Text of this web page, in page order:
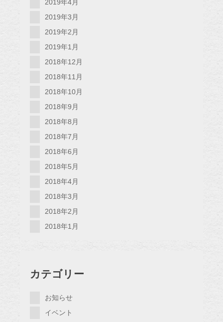
2019年4月
2019年3月
2019年2月
2019年1月
2018年12月
2018年11月
2018年10月
2018年9月
2018年8月
2018年7月
2018年6月
2018年5月
2018年4月
2018年3月
2018年2月
2018年1月
カテゴリー
お知らせ
イベント